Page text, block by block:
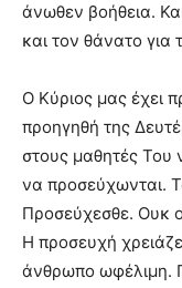
άνωθεν βοήθεια.
και τον θάνατο για
Ο Κύριος μας έχει
προηγηθή της
στους μαθητές Του
να προσεύχωνται.
Προσεύχεσθε. Ουκ
Η προσευχή
άνθρωπο ωφέλιμη.